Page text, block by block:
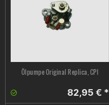
Ölpumpe Original Replica, CPI
82,95 € *